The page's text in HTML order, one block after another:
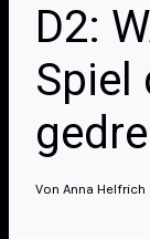
D2:
Spiel
Von Anna Helfrich